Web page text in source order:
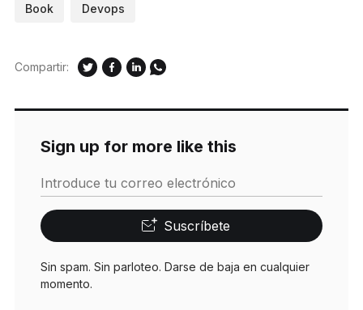
Book Devops
Compartir:
Sign up for more like this
Introduce tu correo electrónico
Suscríbete
Sin spam. Sin parloteo. Darse de baja en cualquier
momento.